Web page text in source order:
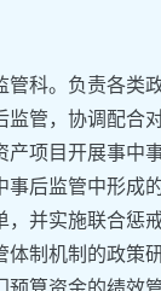
管科。负责各类
监管，协调配合
产项目开展事中
事后监管中形成
，并实施联合惩
体制机制的政策